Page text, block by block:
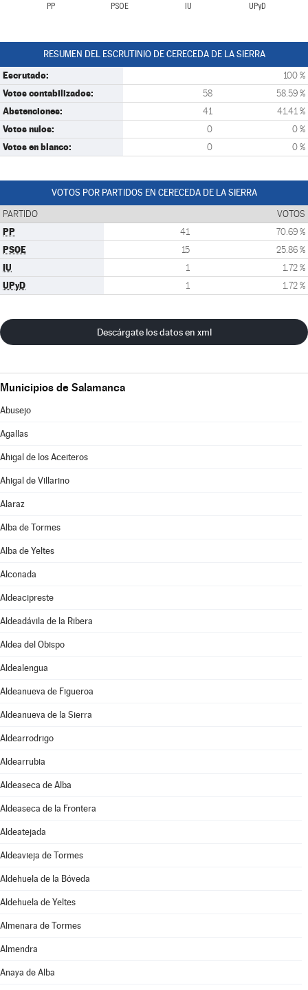
PP PSOE IU UPyD
RESUMEN DEL ESCRUTINIO DE CERECEDA DE LA SIERRA
Escrutado: 100 %
Votos contabilizados: 58 58.59 %
Abstenciones: 41 41.41 %
Votos nulos: 0 0 %
Votos en blanco: 0 0 %
VOTOS POR PARTIDOS EN CERECEDA DE LA SIERRA
PARTIDO VOTOS
PP 41 70.69 %
PSOE 15 25.86 %
IU 1 1.72 %
UPyD 1 1.72 %
Descárgate los datos en xml
Municipios de Salamanca
Abusejo
Agallas
Ahigal de los Aceiteros
Ahigal de Villarino
Alaraz
Alba de Tormes
Alba de Yeltes
Alconada
Aldeacipreste
Aldeadávila de la Ribera
Aldea del Obispo
Aldealengua
Aldeanueva de Figueroa
Aldeanueva de la Sierra
Aldearrodrigo
Aldearrubia
Aldeaseca de Alba
Aldeaseca de la Frontera
Aldeatejada
Aldeavieja de Tormes
Aldehuela de la Bóveda
Aldehuela de Yeltes
Almenara de Tormes
Almendra
Anaya de Alba